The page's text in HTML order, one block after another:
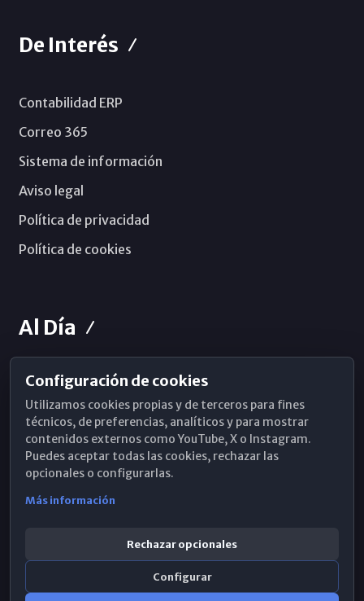
De Interés
Contabilidad ERP
Correo 365
Sistema de información
Aviso legal
Política de privacidad
Política de cookies
Al Día
Horarios de Misa
Hemeroteca
WhatsApp
Configuración de cookies
Utilizamos cookies propias y de terceros para fines
técnicos, de preferencias, analíticos y para mostrar
contenidos externos como YouTube, X o Instagram.
Puedes aceptar todas las cookies, rechazar las
opcionales o configurarlas.
Más información
Rechazar opcionales
Configurar